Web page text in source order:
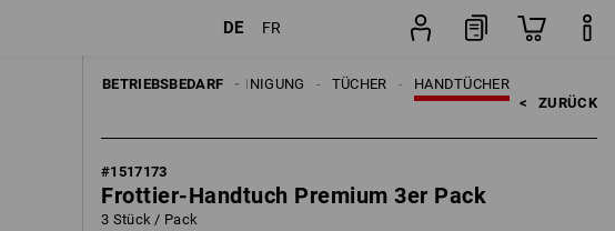
DE FR
BETRIEBSBEDARF HANDTÜCHER
TÜCHER
REINIGUNG
< ZURÜCK
#1517173
Frottier-Handtuch Premium 3er Pack
3 Stück / Pack